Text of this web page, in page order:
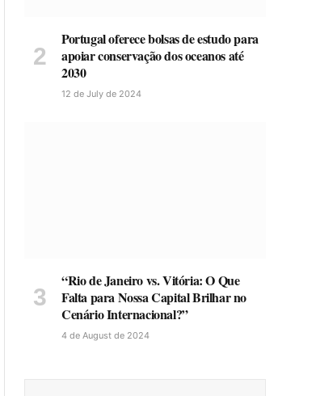
Portugal oferece bolsas de estudo para
apoiar conservação dos oceanos até
2030
12 de July de 2024
“Rio de Janeiro vs. Vitória: O Que
Falta para Nossa Capital Brilhar no
Cenário Internacional?”
4 de August de 2024